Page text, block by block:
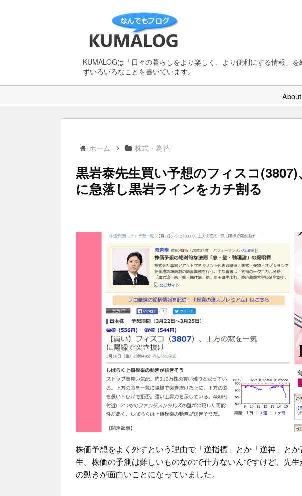
KUMALOGは「日々の暮らしをより楽しく、より便利にする情報」
ずいろいろなことを書いています。
About
ホーム 株式・為替
黒岩泰先生買い予想のフィスコ
に急落し黒岩ラインをカチ割る
株価予想をよく外すという理由で「逆指標」とか「逆神」と
生。株価の予測は難しいものなので仕方ないんですけど、先
の動きが面白いことになっていました。